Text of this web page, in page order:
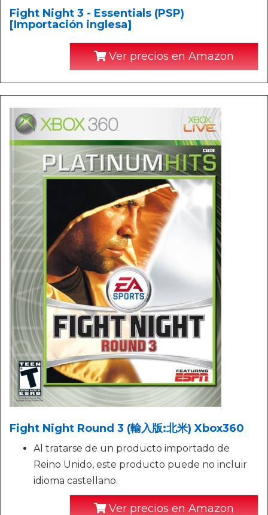
Fight Night 3 - Essentials (PSP)
[Importación inglesa]
Ver precios en Amazon
Fight Night Round 3 (輸入版:北米) Xbox360
Al tratarse de un producto importado de
Reino Unido, este producto puede no incluir
idioma castellano.
Ver precios en Amazon